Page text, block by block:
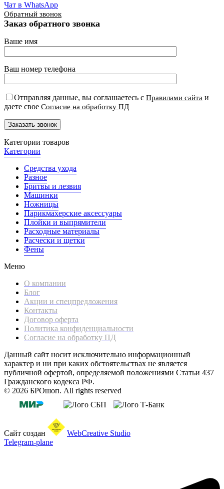
Чат в WhatsApp
Обратный звонок
Заказ обратного звонка
Ваше имя
Ваш номер телефона
Отправляя данные, вы соглашаетесь с Правилами сайта и
даете свое Согласие на обработку ПД
Категории товаров
Категории
Средства ухода
Разное
Бритвы и лезвия
Машинки
Ножницы
Парикмахерские аксессуары
Плойки и выпрямители
Расходные материалы
Расчески и щетки
Фены
Меню
О компании
Блог
Акции и спецпредложения
Контакты
Договор оферта
Политика конфиденциальности
Согласие на обработку ПД
Данный сайт носит исключительно информационный
характер и ни при каких обстоятельствах не является
публичной офертой, определяемой положениями Статьи 437
Гражданского кодекса РФ.
© 2026 БРОшоп. All rights reserved
Сайт создан
WebCreative Studio
Telegram-plane